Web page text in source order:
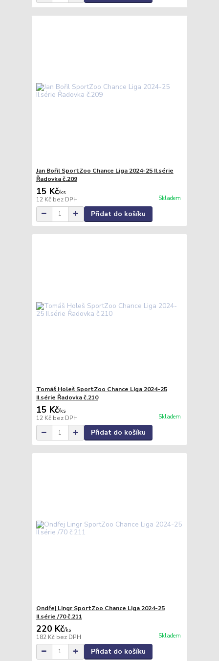
Jan Bořil SportZoo Chance Liga 2024-25 II.série
Řadovka č.209
15 Kč/ks
12 Kč bez DPH Skladem
Přidat do košíku
Tomáš Holeš SportZoo Chance Liga 2024-25
II.série Řadovka č.210
15 Kč/ks
12 Kč bez DPH Skladem
Přidat do košíku
Ondřej Lingr SportZoo Chance Liga 2024-25
II.série /70 č.211
220 Kč/ks
182 Kč bez DPH Skladem
Přidat do košíku